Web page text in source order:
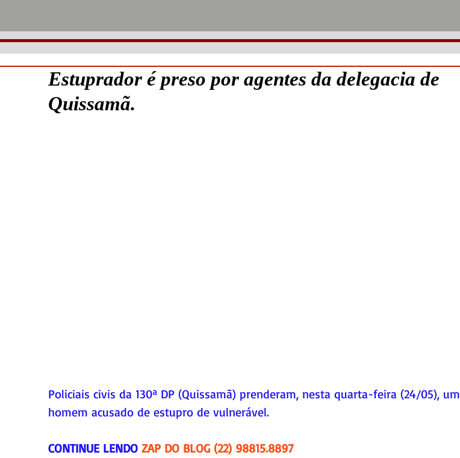
Estuprador é preso por agentes da delegacia de
Quissamã.
Policiais civis da 130ª DP (Quissamã) prenderam, nesta quarta-feira (24/05), um
homem acusado de estupro de vulnerável.
CONTINUE LENDO ZAP DO BLOG (22) 98815.8897